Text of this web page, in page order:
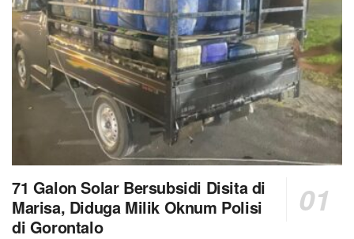
71 Galon Solar Bersubsidi Disita di
Marisa, Diduga Milik Oknum Polisi
di Gorontalo